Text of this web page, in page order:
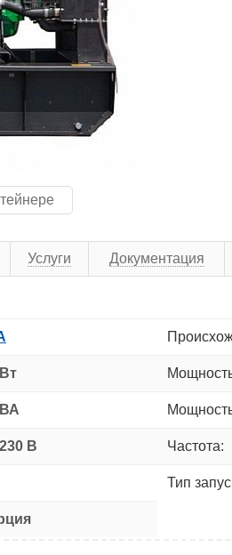
Услуги Документация
В Частота:
Тип